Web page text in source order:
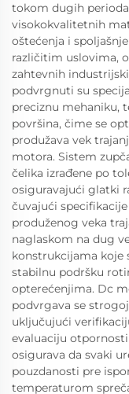
tokom dugih
visokokvalitetnih
oštećenja i
različitim uslovima,
zahtevnih
podvrgnuti su
preciznu mehaniku,
površina, čime se
produžava vek
motora. Sistem
čelika izrađene po
osiguravajući glatki
čuvajući
produženog veka
naglaskom na dug
konstrukcijama koje
stabilnu podršku
opterećenjima. Dc
podvrgava se
uključujući
evaluaciju
osigurava da svaki
pouzdanosti pre
temperaturom